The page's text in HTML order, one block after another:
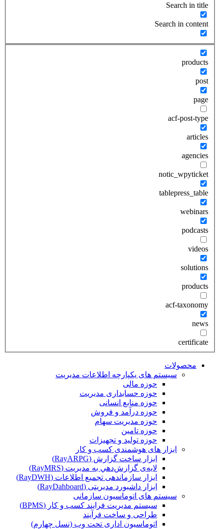
Search in title
Search in content
products
post
page
acf-post-type
articles
agencies
notic_wpyticket
tablepress_table
webinars
podcasts
videos
solutions
products
acf-taxonomy
news
certificate
محصولات
سیستم های یکپارچه اطلاعات مدیریت
حوزه مالی
حوزه حسابداری مدیریت
حوزه منابع انسانی
حوزه درآمد و فروش
حوزه مدیریت سهام
حوزه تامین
حوزه تولید و تجهیزات
ابزار های هوشمندی کسب و کار
ابزار ساخت گزارش (RayARPG)
لایه‌ی گزارش‌دهي به مديريت (RayMRS)
ابزار سازماندهی تجمیع اطلاعات (RayDWH)
ابزار داشبورد مدیریتی (RayDahboard)
سیستم های اتوماسیون سازمانی
سیستم مدیریت فرایند کسب و کار (BPMS)
طراحی و ساخت فرآیند
اتوماسیون اداری تحت وب (نسل چهارم)